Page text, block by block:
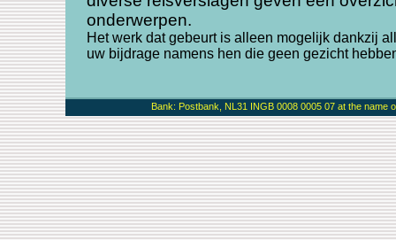
onderwerpen.
Het werk dat gebeurt is alleen mogelijk dankzij
uw bijdrage namens hen die geen gezicht
Bank: Postbank, NL31 INGB 0008 0005 07 at the name